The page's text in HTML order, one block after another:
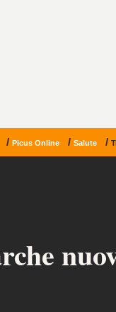
/ Picus Online / Salute /